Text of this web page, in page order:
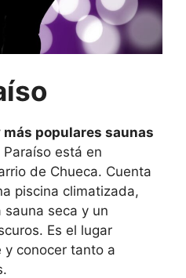
populares saunas
Paraíso está en
de Chueca. Cuenta
piscina climatizada,
sauna seca y un
Es el lugar
y conocer tanto a